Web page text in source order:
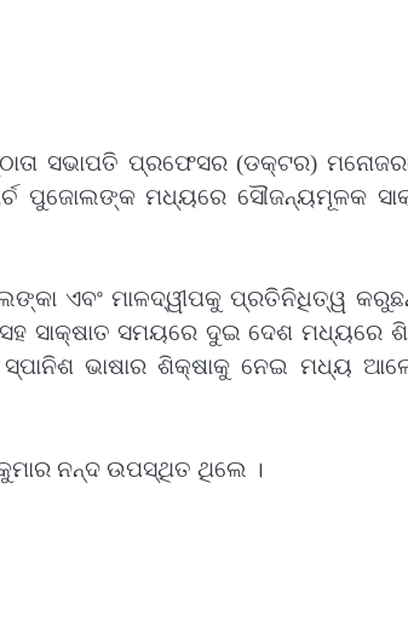
ସଭାପତି ପ୍ରଫେସର (ଡକ୍ଟର)
ପୁଜୋଲଙ୍କ ମଧ୍ୟରେ ସୌଜନ୍ୟମୂଳକ
ଏବଂ ମାଳଦ୍ୱୀପକୁ ପ୍ରତିନିଧିତ୍ୱ
ସାକ୍ଷାତ ସମୟରେ ଦୁଇ ଦେଶ ମଧ୍ୟରେ
ଭାଷାର ଶିକ୍ଷାକୁ ନେଇ ମଧ୍ୟ
ନନ୍ଦ ଉପସ୍ଥିତ ଥିଲେ ।